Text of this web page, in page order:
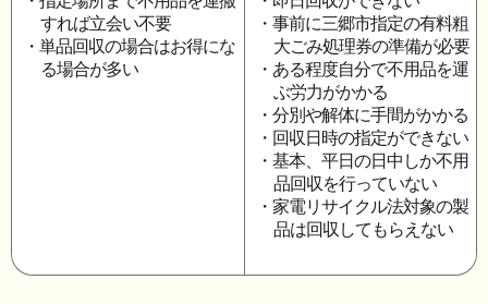
すれば立会い不要
・単品回収の場合はお得にな
る場合が多い
・事前に三郷市指定の有料粗
大ごみ処理券の準備が必要
・ある程度自分で不用品を運
ぶ労力がかかる
・分別や解体に手間がかかる
・回収日時の指定ができない
・基本、平日の日中しか不用
品回収を行っていない
・家電リサイクル法対象の製
品は回収してもらえない